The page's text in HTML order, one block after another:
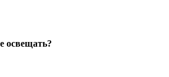
освещать?